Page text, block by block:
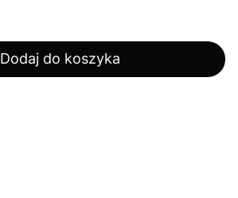
Dodaj do koszyka